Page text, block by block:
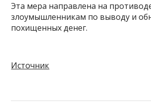
Эта мера направлена на
злоумышленникам по выводу и
похищенных денег.
Источник